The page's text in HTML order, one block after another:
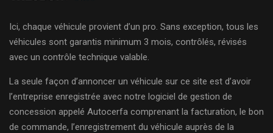
Ici, chaque véhicule provient d’un pro. Sans exception, tous les
véhicules sont garantis minimum 3 mois, contrôlés, révisés
avec un contrôle technique valable.
La seule façon d’annoncer un véhicule sur ce site est d’avoir
l’entreprise enregistrée avec notre logiciel de gestion de
concession appelé Autocerfa comprenant la facturation, le bon
de commande, l’enregistrement du véhicule auprès de la